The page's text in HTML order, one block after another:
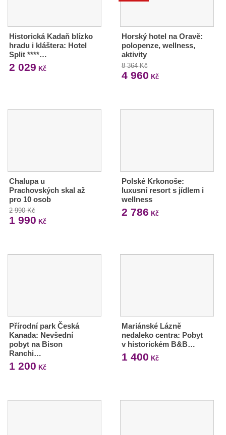
Historická Kadaň blízko
hradu i kláštera: Hotel
Split ****…
2 029 Kč
Horský hotel na Oravě:
polopenze, wellness,
aktivity
8 364 Kč
4 960 Kč
Chalupa u
Prachovských skal až
pro 10 osob
2 990 Kč
1 990 Kč
Polské Krkonoše:
luxusní resort s jídlem i
wellness
2 786 Kč
Přírodní park Česká
Kanada: Nevšední
pobyt na Bison
Ranchi…
1 200 Kč
Mariánské Lázně
nedaleko centra: Pobyt
v historickém B&B…
1 400 Kč